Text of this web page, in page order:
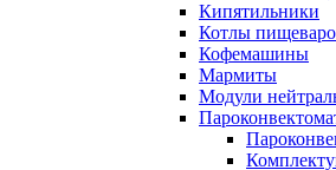
Кипятильники
Котлы
Кофемашины
Мармиты
Модули